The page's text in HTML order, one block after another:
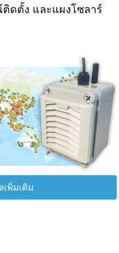
ดตั้ง และแผงโซลาร์
พิ่มเติม